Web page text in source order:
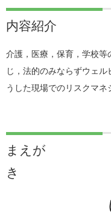
内容紹介
介護，医療，保育，学校等
じ，法的のみならずウェ
うした現場でのリスクマネ
まえが
き